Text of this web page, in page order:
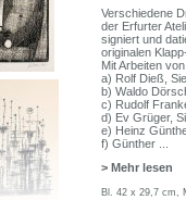
Verschiedene
der Erfurter
signiert und
originalen
Mit Arbeiten
a) Rolf Dieß,
b) Waldo
c) Rudolf
d) Ev Grüger,
e) Heinz
f) Günther
> Mehr lesen
Bl. 42 x 29,7 cm,